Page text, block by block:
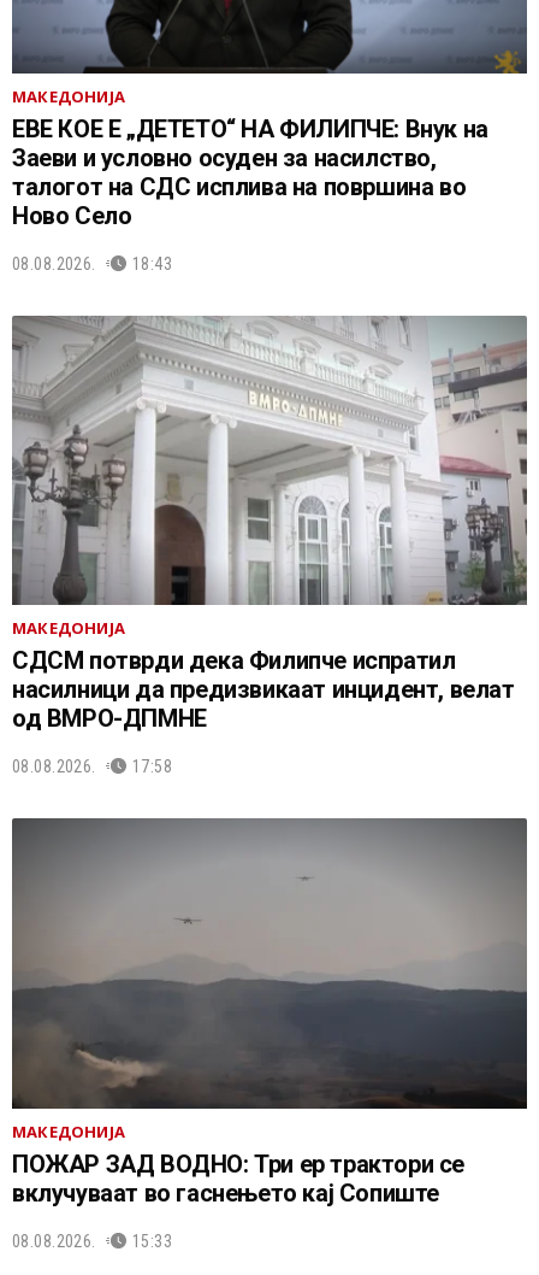
МАКЕДОНИЈА
ЕВЕ КОЕ Е „ДЕТЕТО“ НА ФИЛИПЧЕ: Внук на
Заеви и условно осуден за насилство,
талогот на СДС исплива на површина во
Ново Село
08.08.2026. 18:43
МАКЕДОНИЈА
СДСМ потврди дека Филипче испратил
насилници да предизвикаат инцидент, велат
од ВМРО-ДПМНЕ
08.08.2026. 17:58
МАКЕДОНИЈА
ПОЖАР ЗАД ВОДНО: Три ер трактори се
вклучуваат во гаснењето кај Сопиште
08.08.2026. 15:33